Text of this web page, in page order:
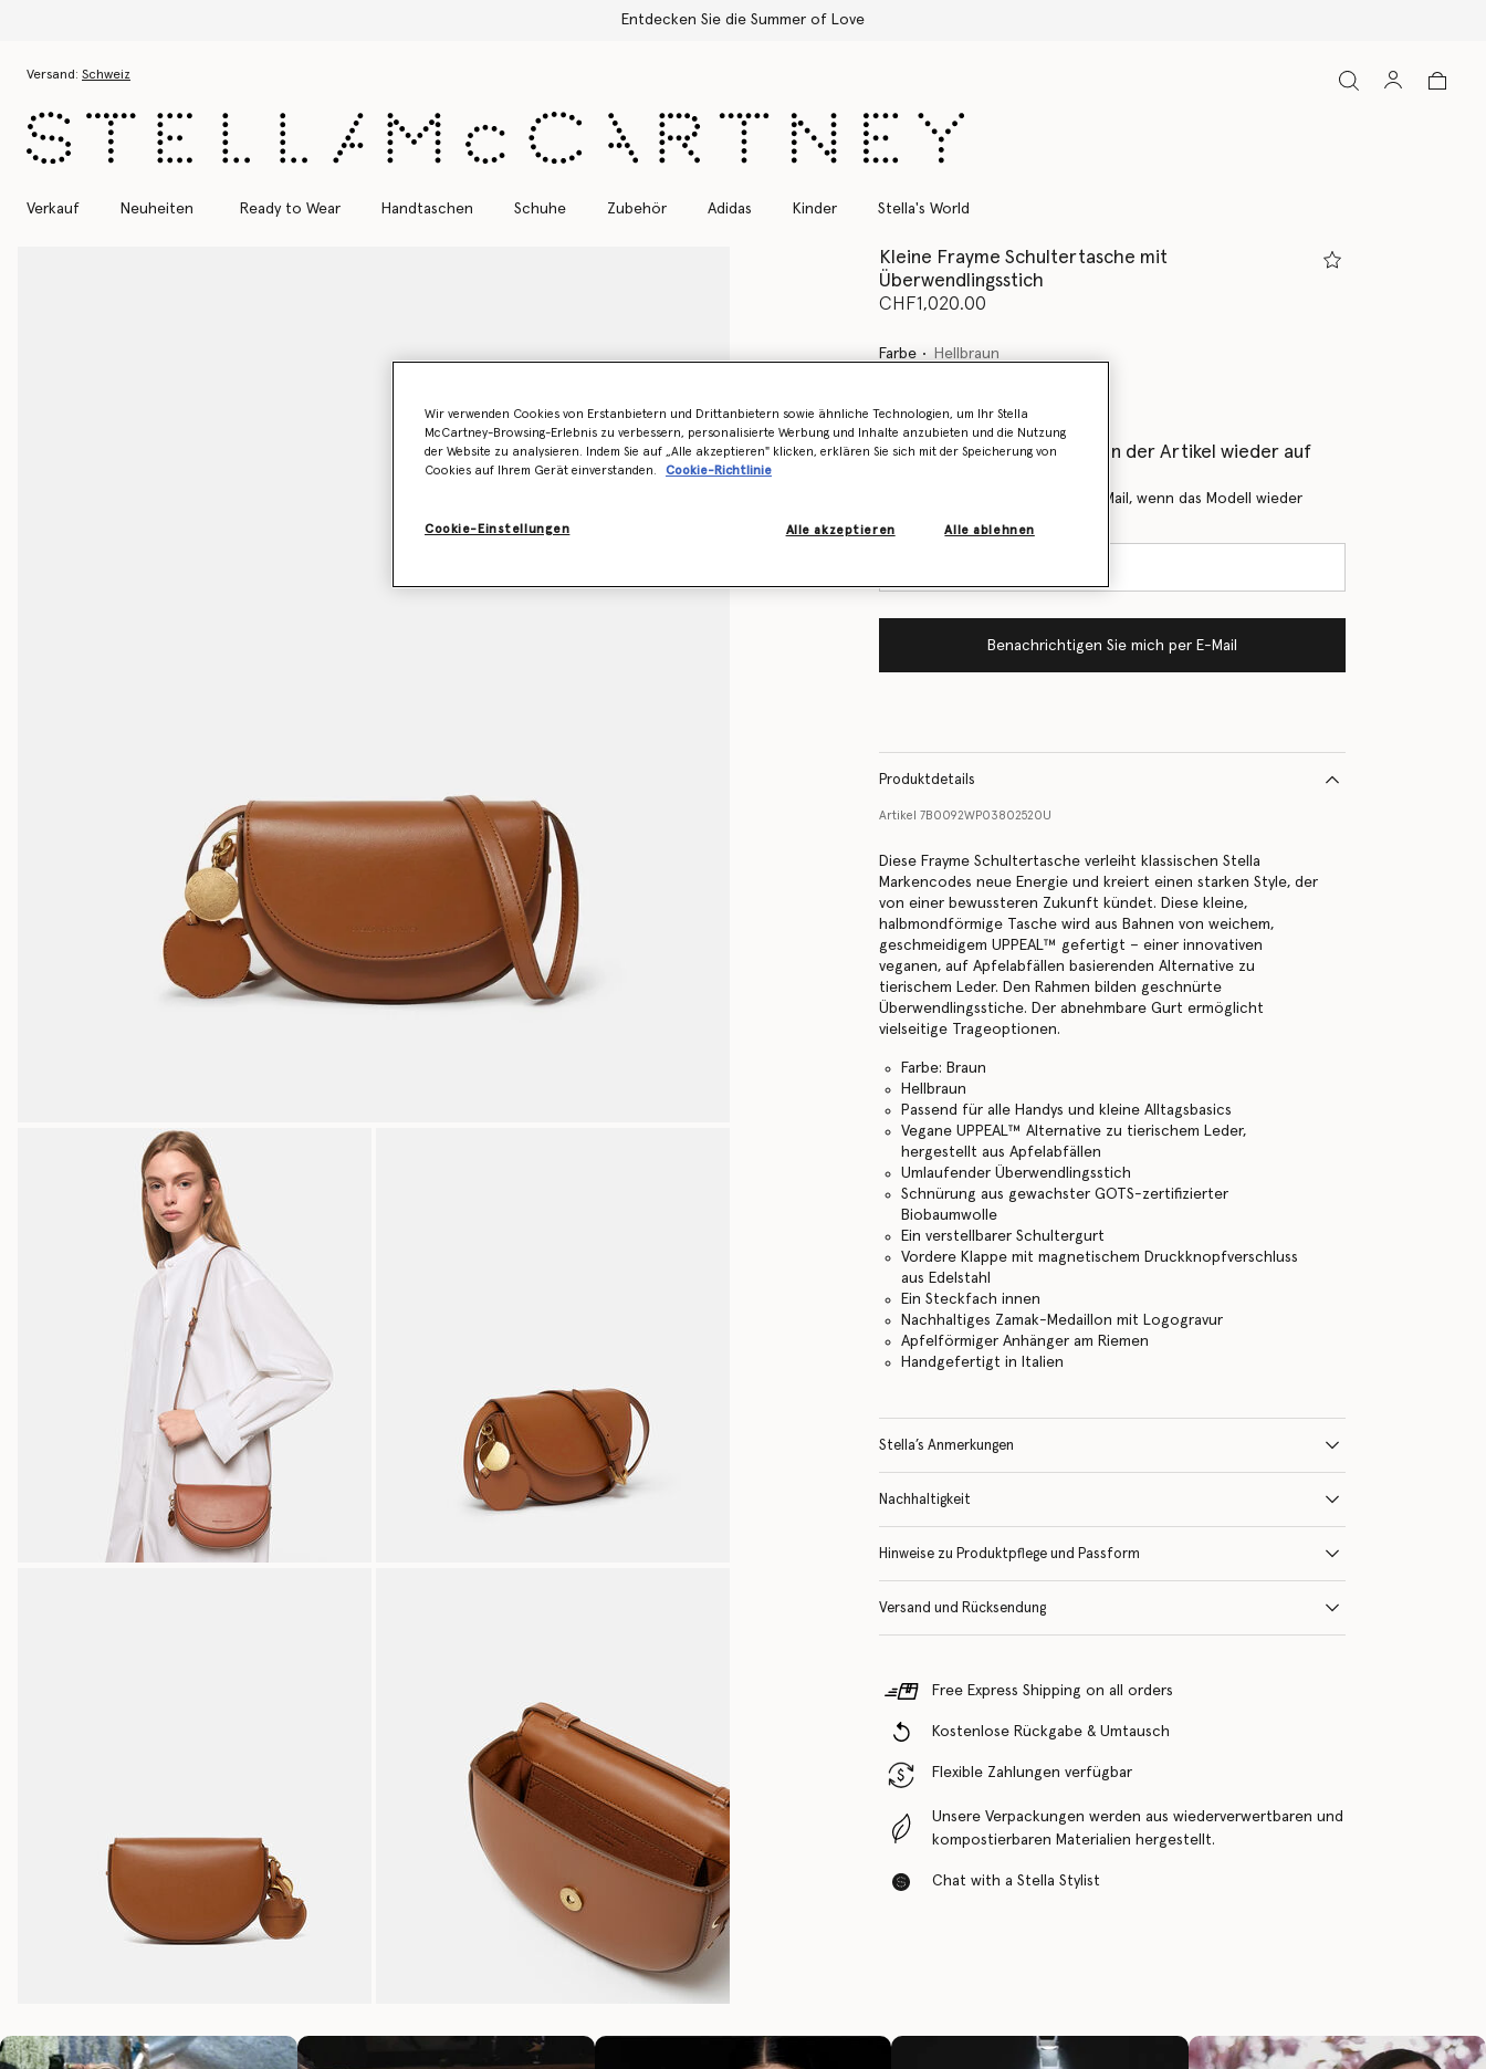
Kostenloser Expressversand für alle Bestellungen
Versand: Schweiz
Verkauf Neuheiten Ready to Wear Handtaschen Schuhe Zubehör Adidas Kinder Stella's World
Kleine Frayme Schultertasche mit
Überwendlingsstich
CHF1,020.00
Farbe Hellbraun
ausgewählt
Erfahren Sie als Erstes, wenn der Artikel wieder auf
Benachrichtigen Sie mich per E-Mail, wenn das Modell wieder
vorrätig ist
Benachrichtigen Sie mich per E-Mail
Produktdetails
Artikel 7B0092WP03802520U
Diese Frayme Schultertasche verleiht klassischen Stella
Markencodes neue Energie und kreiert einen starken Style, der
von einer bewussteren Zukunft kündet. Diese kleine,
halbmondförmige Tasche wird aus Bahnen von weichem,
geschmeidigem UPPEAL™ gefertigt – einer innovativen
veganen, auf Apfelabfällen basierenden Alternative zu
tierischem Leder. Den Rahmen bilden geschnürte
Überwendlingsstiche. Der abnehmbare Gurt ermöglicht
vielseitige Trageoptionen.
Farbe: Braun
Hellbraun
Passend für alle Handys und kleine Alltagsbasics
Vegane UPPEAL™ Alternative zu tierischem Leder,
hergestellt aus Apfelabfällen
Umlaufender Überwendlingsstich
Schnürung aus gewachster GOTS-zertifizierter
Biobaumwolle
Ein verstellbarer Schultergurt
Vordere Klappe mit magnetischem Druckknopfverschluss
aus Edelstahl
Ein Steckfach innen
Nachhaltiges Zamak-Medaillon mit Logogravur
Apfelförmiger Anhänger am Riemen
Handgefertigt in Italien
Stella’s Anmerkungen
Nachhaltigkeit
Hinweise zu Produktpflege und Passform
Versand und Rücksendung
Free Express Shipping on all orders
Kostenlose Rückgabe & Umtausch
Flexible Zahlungen verfügbar
Unsere Verpackungen werden aus wiederverwertbaren und
kompostierbaren Materialien hergestellt.
Chat with a Stella Stylist
Wir verwenden Cookies von Erstanbietern und Drittanbietern sowie ähnliche Technologien, um Ihr Stella
McCartney-Browsing-Erlebnis zu verbessern, personalisierte Werbung und Inhalte anzubieten und die Nutzung
der Website zu analysieren. Indem Sie auf „Alle akzeptieren" klicken, erklären Sie sich mit der Speicherung von
Cookies auf Ihrem Gerät einverstanden.
Cookie-Richtlinie
Cookie-Einstellungen Alle ablehnen
Alle akzeptieren